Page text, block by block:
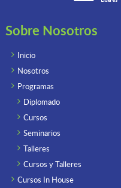
Sobre Nosotros
Inicio
Nosotros
Programas
Diplomado
Cursos
Seminarios
Talleres
Cursos y Talleres
Cursos In House